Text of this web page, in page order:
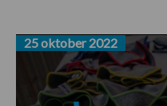
25 oktober 2022